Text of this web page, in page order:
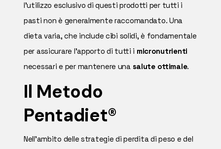
l'utilizzo esclusivo di questi prodotti per tutti i
pasti non è generalmente raccomandato. Una
dieta varia, che include cibi solidi, è fondamentale
per assicurare l'apporto di tutti i micronutrienti
necessari e per mantenere una salute ottimale.
Il Metodo
Pentadiet®
Nell'ambito delle strategie di perdita di peso e del